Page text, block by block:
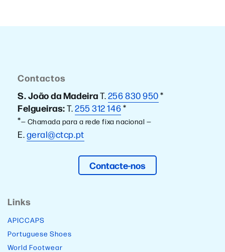
Contactos
S. João da MadeiraT.256 830 950*
Felgueiras:T.255 312 146*
*— Chamada para a rede fixa nacional —
E.geral@ctcp.pt
Contacte-nos
Links
APICCAPS
Portuguese Shoes
World Footwear